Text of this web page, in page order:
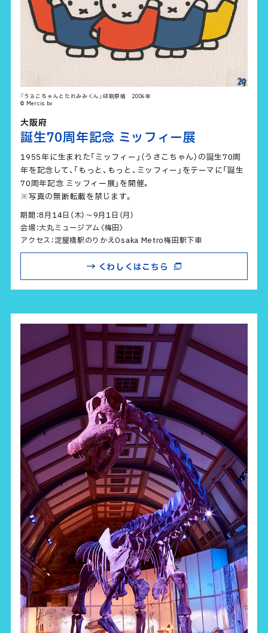
『うさこちゃんとたれみみくん』印刷原稿 2006年
© Mercis bv
大阪府
誕生70周年記念 ミッフィー展
1955年に生まれた「ミッフィー」（うさこちゃん）の誕生70周
年を記念して、「もっと、もっと、ミッフィー」をテーマに「誕生
70周年記念 ミッフィー展」を開催。
※写真の無断転載を禁じます。
期間：8月14日（木）～9月1日（月）
会場：大丸ミュージアム〈梅田〉
アクセス：淀屋橋駅のりかえOsaka Metro梅田駅下車
くわしくはこちら